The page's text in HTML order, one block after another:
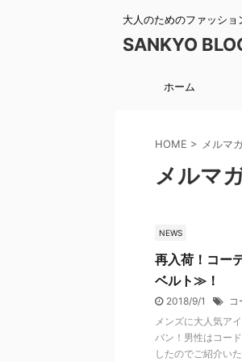
大人のためのファッショ
SANKYO
ホーム
HOME > メルマ
メルマ
NEWS
再入荷！コー
ベルト≫！
2018/9/1 コ
メンズに大人気ア
バン！男性はコー
したのでご紹介い